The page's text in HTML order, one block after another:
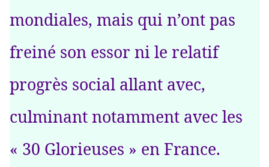
mondiales, mais qui n’ont pas
freiné son essor ni le relatif
progrès social allant avec,
culminant notamment avec les
« 30 Glorieuses » en France.